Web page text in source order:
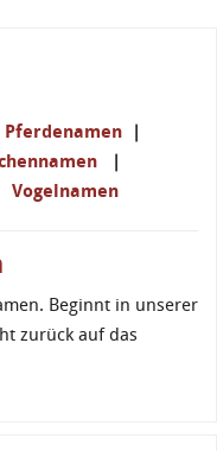
Pferdenamen |
|
Vogelnamen
Beginnt in unserer
zurück auf das